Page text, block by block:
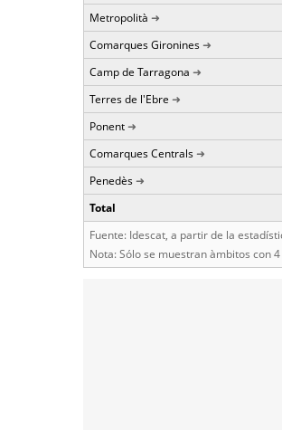
Metropolità
Comarques Gironines
Camp de Tarragona
Terres de l'Ebre
Ponent
Comarques Centrals
Penedès
Total
Fuente: Idescat, a partir de la
Nota: Sólo se muestran àmbitos con